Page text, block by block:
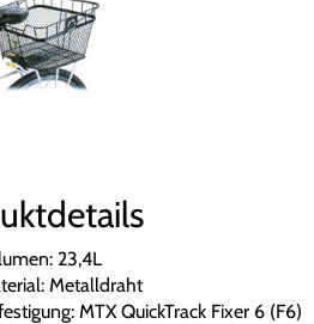
23,4L
Metalldraht
MTX QuickTrack Fixer 6 (F6)